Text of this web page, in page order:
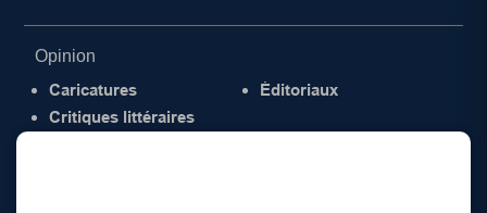
Opinion
Caricatures
Critiques littéraires
Éditoriaux